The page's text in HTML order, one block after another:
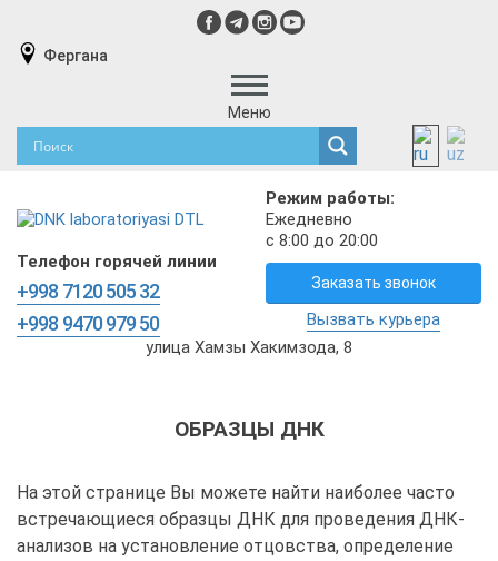
Фергана
Меню
Режим работы:
Ежедневно
с 8:00 до 20:00
Телефон горячей линии
+998 7120 505 32
+998 9470 979 50
Заказать звонок
Вызвать курьера
улица Хамзы Хакимзода, 8
ОБРАЗЦЫ ДНК
На этой странице Вы можете найти наиболее часто
встречающиеся образцы ДНК для проведения ДНК-
анализов на установление отцовства, определение